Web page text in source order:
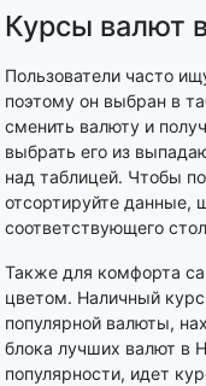
Курсы валют
Пользователи часто
поэтому он выбран в
сменить валюту и
выбрать его из
над таблицей. Чтобы
отсортируйте данные,
соответствующего
Также для комфорта
цветом. Наличный
популярной валюты,
блока лучших валют в
популярности, идет